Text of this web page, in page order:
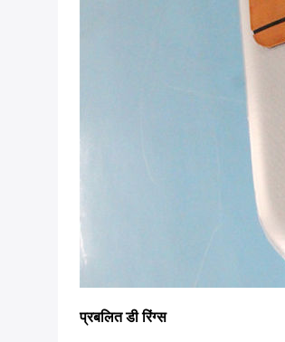
प्रबलित डी रिंग्स